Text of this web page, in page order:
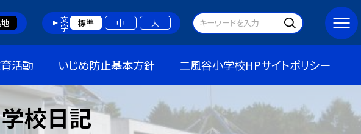
文字 標準 中 大
活動 いじめ防止基本方針 二風谷小学校HPサイトポリシー
学校日記